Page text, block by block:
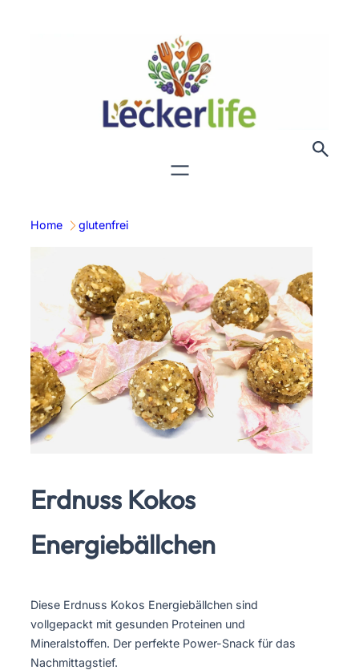
Home glutenfrei
Erdnuss Kokos
Energiebällchen
Diese Erdnuss Kokos Energiebällchen sind
vollgepackt mit gesunden Proteinen und
Mineralstoffen. Der perfekte Power-Snack für das
Nachmittagstief.